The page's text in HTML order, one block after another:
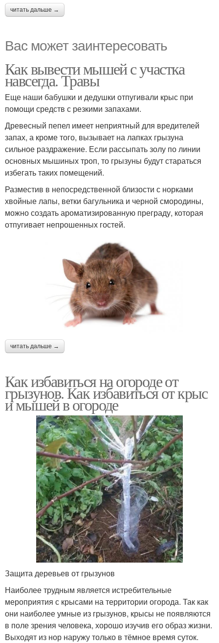
читать дальше →
Вас может заинтересовать
Как вывести мышей с участка
навсегда. Травы
Еще наши бабушки и дедушки отпугивали крыс при
помощи средств с резкими запахами.
Древесный пепел имеет неприятный для вредителей
запах, а кроме того, вызывает на лапках грызуна
сильное раздражение. Если рассыпать золу по линии
основных мышиных троп, то грызуны будут стараться
избегать таких помещений.
Разместив в непосредственной близости с норками
хвойные лапы, ветки багульника и черной смородины,
можно создать ароматизированную преграду, которая
отпугивает непрошенных гостей.
читать дальше →
Как избавиться на огороде от
грызунов. Как избавиться от крыс
и мышей в огороде
Защита деревьев от грызунов
Наиболее трудным является истребительные
мероприятия с крысами на территории огорода. Так как
они наиболее умные из грызунов, крысы не появляются
в поле зрения человека, хорошо изучив его образ жизни.
Выходят из нор наружу только в тёмное время суток.